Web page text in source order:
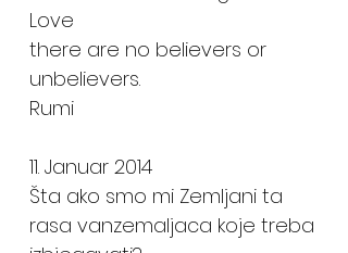
Love
there are no believers or
unbelievers.
Rumi
11. Januar 2014
Šta ako smo mi Zemljani ta
rasa vanzemaljaca koje treba